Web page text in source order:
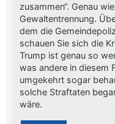
zusammen“. Genau
Gewaltentrennung.
dem die
schauen Sie sich die
Trump ist genau so
was andere in diesem
umgekehrt sogar
solche Straftaten
wäre.